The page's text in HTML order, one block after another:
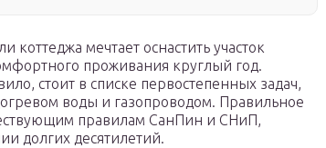
мечтает оснастить участок
проживания круглый год.
стоит в списке первостепенных задач,
воды и газопроводом. Правильное
правилам СанПин и СНиП,
долгих десятилетий.